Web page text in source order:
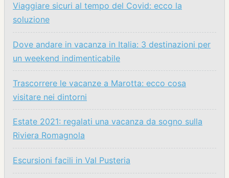
Viaggiare sicuri al tempo del Covid: ecco la
soluzione
Dove andare in vacanza in Italia: 3 destinazioni per
un weekend indimenticabile
Trascorrere le vacanze a Marotta: ecco cosa
visitare nei dintorni
Estate 2021: regalati una vacanza da sogno sulla
Riviera Romagnola
Escursioni facili in Val Pusteria